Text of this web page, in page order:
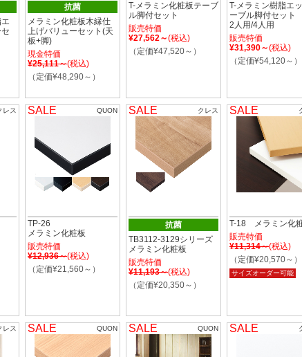
抗菌
メラミン化粧板木縁仕
上げバリューセット(天
板+脚)
現金特価
¥25,111～(税込)
（定価¥48,290～）
T-メラミン化粧板テーブ
ル脚付セット
販売特価
¥27,562～(税込)
（定価¥47,520～）
T-メラミン樹脂エ
ーブル脚付セット
2人用/4人用
販売特価
¥31,390～(税込)
（定価¥54,120～）
レス SALE QUON
TP-26
メラミン化粧板
販売特価
¥12,936～(税込)
（定価¥21,560～）
SALE クレス
抗菌
TB3112-3129シリーズ
メラミン化粧板
販売特価
¥11,193～(税込)
（定価¥20,350～）
SALE
T-18 メラミン化
販売特価
¥11,314～(税込)
（定価¥20,570～）
サイズオーダー可能
レス SALE QUON SALE QUON SALE